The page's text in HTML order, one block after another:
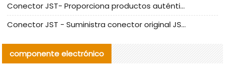
Conector JST- Proporciona productos auténticos y alternativos del conector JST NSHR-02V-S
Conector JST - Suministra conector original JST GHR-09V-S | productos alternativos
componente electrónico